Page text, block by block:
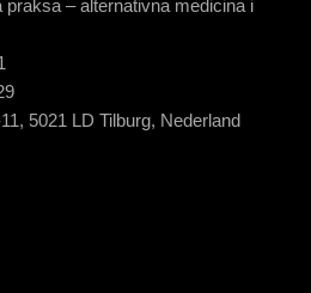
– alternativna medicina i
5021 LD Tilburg, Nederland